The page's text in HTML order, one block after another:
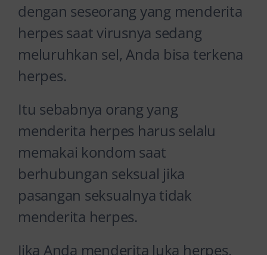
dengan seseorang yang menderita
herpes saat virusnya sedang
meluruhkan sel, Anda bisa terkena
herpes.
Itu sebabnya orang yang
menderita herpes harus selalu
memakai kondom saat
berhubungan seksual jika
pasangan seksualnya tidak
menderita herpes.
Jika Anda menderita luka herpes,